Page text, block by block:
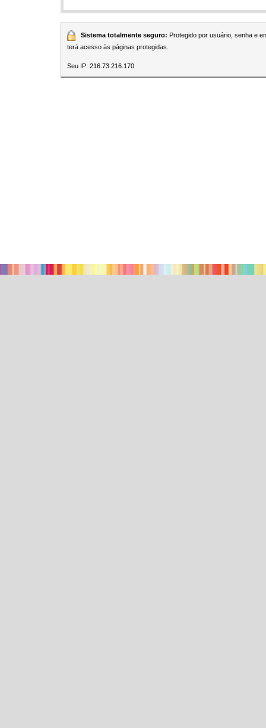
Sistema totalmente seguro: Protegido por usuário, senha e
terá acesso às páginas protegidas.
Seu IP: 216.73.216.170